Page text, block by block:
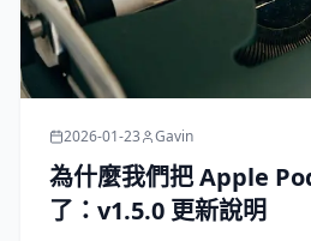
2026-01-23 Gavin
為什麼我們把 Apple
了：v1.5.0 更新說明